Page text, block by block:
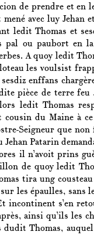
de prendre et en
avec luy Jehan
ledit Thomas et
pal ou paubort en
A quoy ledit
les voulsist
enffans
pièce de terre feu
ledit Thomas
du Maine à
Seigneur que non
Patarin
il n’avoit prins
de quoy ledit
tira ung
les épaulles, sans
incontinent s’en
ainsi qu’ils les
dudit Thomas,